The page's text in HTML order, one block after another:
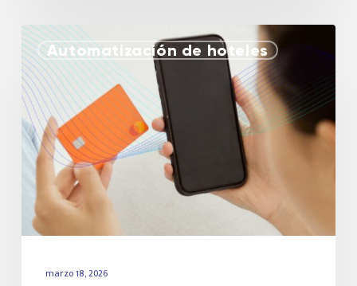
Automatización de hoteles
marzo 18, 2026